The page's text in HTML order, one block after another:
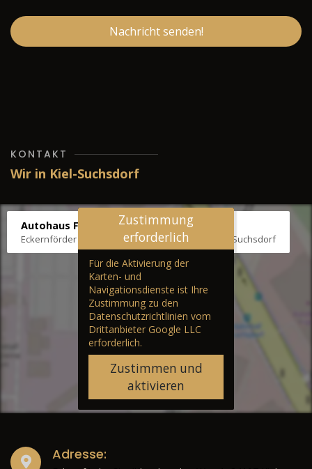
Nachricht senden!
KONTAKT
Wir in Kiel-Suchsdorf
Autohaus Fräter
Eckernförder Str. /Klausbrooker Weg 1, 24107 Kiel-Suchsdorf
Zustimmung
erforderlich
Für die Aktivierung der
Karten- und
Navigationsdienste ist Ihre
Zustimmung zu den
Datenschutzrichtlinien vom
Drittanbieter Google LLC
erforderlich.
Zustimmen und
aktivieren
Adresse: